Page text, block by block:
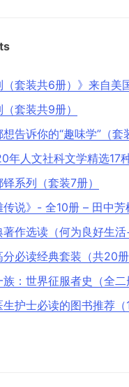
（套装共6册）》来自美
套装共9册）
告诉你的“趣味学”（套
年人文社科文学精选17
系列（套装7册）
传说》- 全10册 – 田中芳
作选读（何为良好生
必读经典套装（共20册
：世界征服者史（全二
生护士必读的图书推荐（